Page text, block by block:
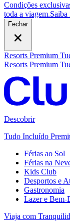
Condições
toda a viagem.Saiba
Fechar
Resorts Premium
Resorts Premium
Descobrir
Tudo Incluído
Férias ao Sol
Férias na
Kids Club
Desportos e
Gastronomia
Lazer e Bem-
Viaja com